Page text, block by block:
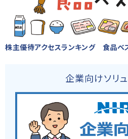
株主優待アクセスランキング 食品ベ
企業向けソリ